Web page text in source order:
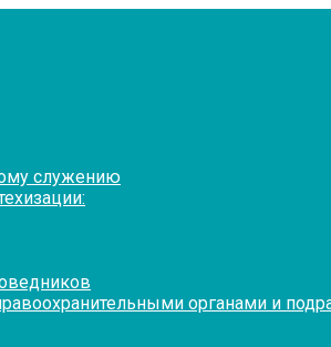
служению
органами и